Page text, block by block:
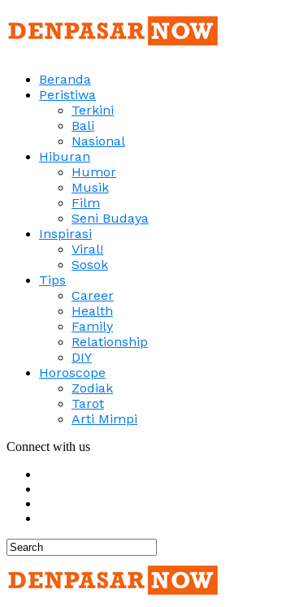
Beranda
Peristiwa
Terkini
Bali
Nasional
Hiburan
Humor
Musik
Film
Seni Budaya
Inspirasi
Viral!
Sosok
Tips
Career
Health
Family
Relationship
DIY
Horoscope
Zodiak
Tarot
Arti Mimpi
Connect with us